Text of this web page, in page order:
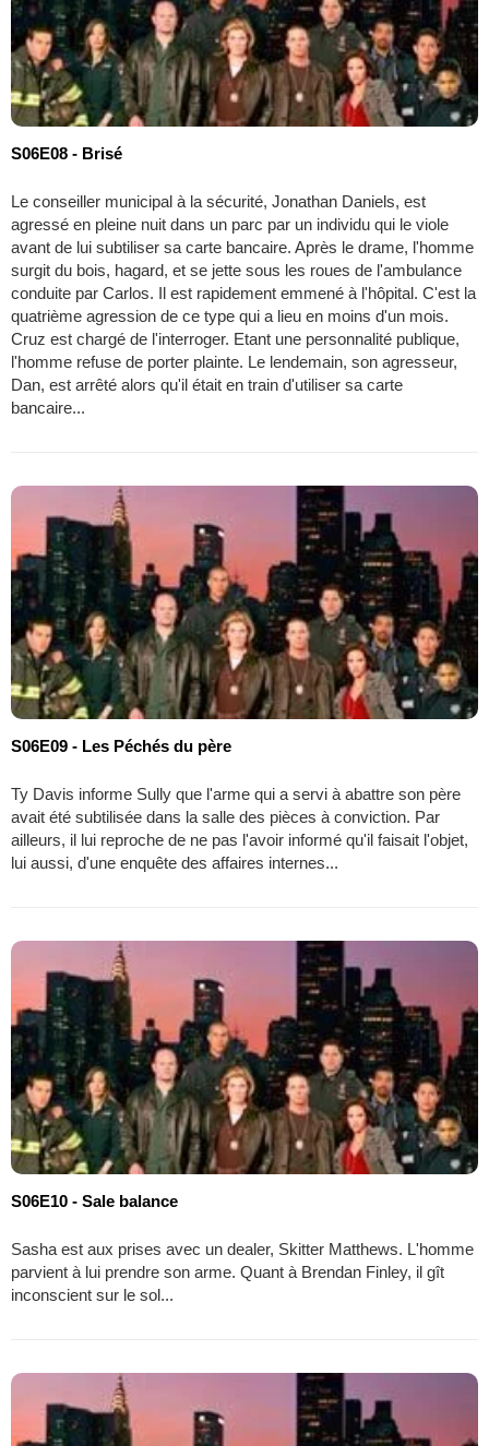
S06E08 - Brisé
Le conseiller municipal à la sécurité, Jonathan Daniels, est
agressé en pleine nuit dans un parc par un individu qui le viole
avant de lui subtiliser sa carte bancaire. Après le drame, l'homme
surgit du bois, hagard, et se jette sous les roues de l'ambulance
conduite par Carlos. Il est rapidement emmené à l'hôpital. C'est la
quatrième agression de ce type qui a lieu en moins d'un mois.
Cruz est chargé de l'interroger. Etant une personnalité publique,
l'homme refuse de porter plainte. Le lendemain, son agresseur,
Dan, est arrêté alors qu'il était en train d'utiliser sa carte
bancaire...
S06E09 - Les Péchés du père
Ty Davis informe Sully que l'arme qui a servi à abattre son père
avait été subtilisée dans la salle des pièces à conviction. Par
ailleurs, il lui reproche de ne pas l'avoir informé qu'il faisait l'objet,
lui aussi, d'une enquête des affaires internes...
S06E10 - Sale balance
Sasha est aux prises avec un dealer, Skitter Matthews. L'homme
parvient à lui prendre son arme. Quant à Brendan Finley, il gît
inconscient sur le sol...